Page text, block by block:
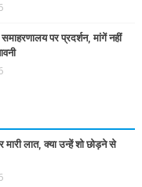
पर प्रदर्शन, मांगें नहीं
लात, क्या उन्हें शो छोड़ने से